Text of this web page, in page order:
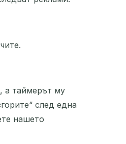
а таймерът му
след една
нашето